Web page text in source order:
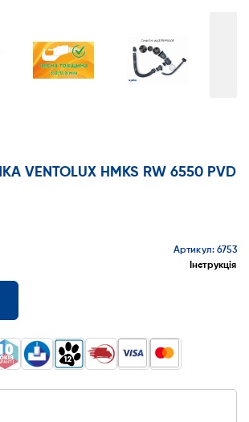
VENTOLUX HMKS RW 6550 PVD
Артикул: 6753
Інструкція